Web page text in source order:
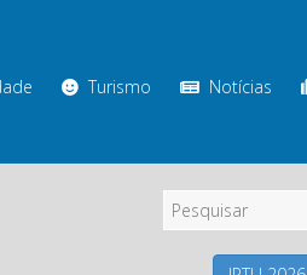
Turismo Notícias